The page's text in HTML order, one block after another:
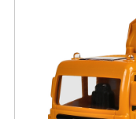
老師您好!!幼教會
海外購物免煩惱